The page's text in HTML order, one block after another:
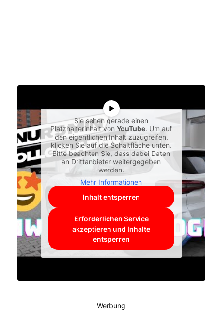
Sie sehen gerade einen
Platzhalterinhalt vonYouTube. Um auf
den eigentlichen Inhalt zuzugreifen,
klicken Sie auf die Schaltfläche unten.
Bitte beachten Sie, dass dabei Daten
an Drittanbieter weitergegeben
werden.
Mehr Informationen
Inhalt entsperren
Erforderlichen Service
akzeptieren und Inhalte
entsperren
Werbung